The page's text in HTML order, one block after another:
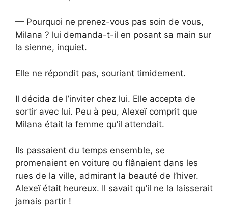
— Pourquoi ne prenez-vous pas soin de vous,
Milana ? lui demanda-t-il en posant sa main sur
la sienne, inquiet.
Elle ne répondit pas, souriant timidement.
Il décida de l’inviter chez lui. Elle accepta de
sortir avec lui. Peu à peu, Alexeï comprit que
Milana était la femme qu’il attendait.
Ils passaient du temps ensemble, se
promenaient en voiture ou flânaient dans les
rues de la ville, admirant la beauté de l’hiver.
Alexeï était heureux. Il savait qu’il ne la laisserait
jamais partir !